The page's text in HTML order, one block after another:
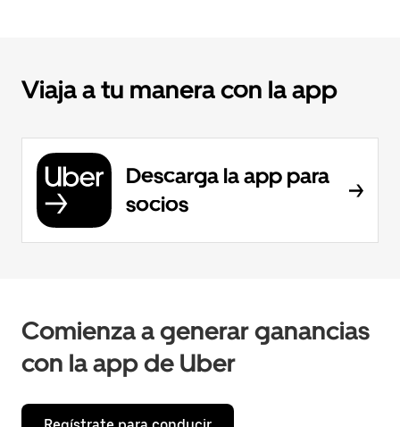
Viaja a tu manera con la app
Descarga la app para
socios
Comienza a generar ganancias
con la app de Uber